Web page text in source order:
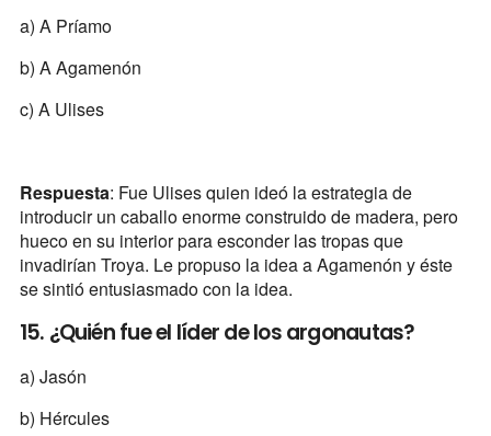
a) A Príamo
b) A Agamenón
c) A Ulises
Respuesta: Fue Ulises quien ideó la estrategia de
introducir un caballo enorme construido de madera, pero
hueco en su interior para esconder las tropas que
invadirían Troya. Le propuso la idea a Agamenón y éste
se sintió entusiasmado con la idea.
15. ¿Quién fue el líder de los argonautas?
a) Jasón
b) Hércules